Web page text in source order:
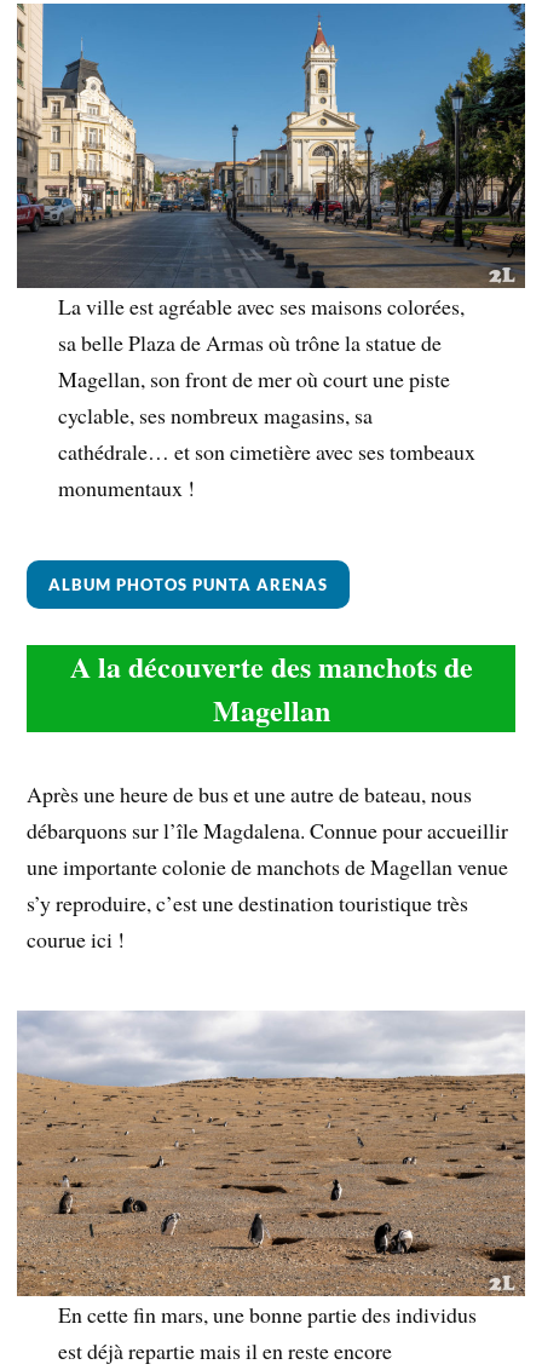
La ville est agréable avec ses maisons colorées,
sa belle Plaza de Armas où trône la statue de
Magellan, son front de mer où court une piste
cyclable, ses nombreux magasins, sa
cathédrale… et son cimetière avec ses tombeaux
monumentaux !
ALBUM PHOTOS PUNTA ARENAS
A la découverte des manchotsde
Magellan
Après une heure de bus et une autre de bateau, nous
débarquons sur l’île Magdalena. Connue pour accueillir
une importante colonie de manchots de Magellan venue
s’y reproduire, c’est une destination touristique très
courue ici !
En cette fin mars, une bonne partie des individus
est déjà repartie mais il en reste encore